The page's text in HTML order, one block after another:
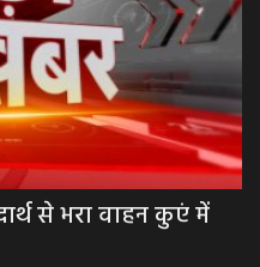
से भरा वाहन कुएं में